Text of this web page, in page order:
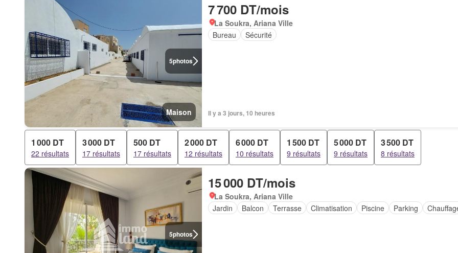
5photos
Maison
7 700 DT/mois
La Soukra, Ariana Ville
Bureau
Sécurité
Il y a 3 jours, 10 heures
1 000 DT
22 résultats
3 000 DT
17 résultats
500 DT
17 résultats
2 000 DT
12 résultats
6 000 DT
10 résultats
1 500 DT
9 résultats
5 000 DT
9 résultats
3 500 DT
8 résultats
5photos
15 000 DT/mois
La Soukra, Ariana Ville
Jardin
Balcon Terrasse Climatisation Piscine Parking